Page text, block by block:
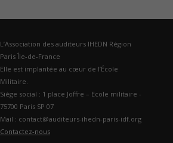
L’Association des auditeurs IHEDN Région
Paris Île-de-France
Elle est implantée au cœur de l’École
Militaire.
Siège social : 1 place Joffre – Ecole militaire -
75700 Paris SP 07
Mail : contact@auditeurs-ihedn-paris-idf.org
Contactez-nous